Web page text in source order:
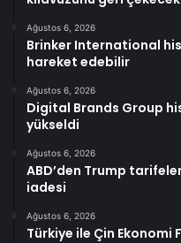
Ağustos 6, 2026
Brinker International
hareket edebilir
Ağustos 6, 2026
Digital Brands Group
yükseldi
Ağustos 6, 2026
ABD’den Trump
iadesi
Ağustos 6, 2026
Türkiye ile Çin Ekonomi